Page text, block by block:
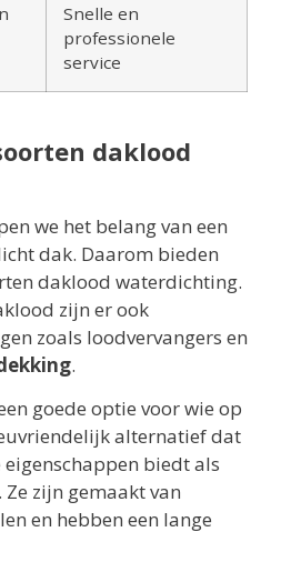
Snelle en
professionele
service
daklood
we het belang van een
dak. Daarom bieden
daklood waterdichting.
zijn er ook
zoals loodvervangers en
.
goede optie voor wie op
alternatief dat
biedt als
zijn gemaakt van
en hebben een lange